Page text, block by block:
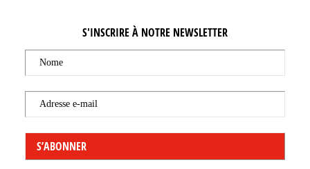
S'INSCRIRE À NOTRE NEWSLETTER
Nome
Adresse e-mail